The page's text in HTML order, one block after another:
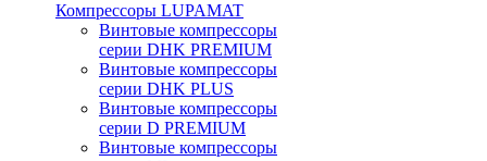
Компрессоры LUPAMAT
Винтовые компрессоры
серии DHK PREMIUM
Винтовые компрессоры
серии DHK PLUS
Винтовые компрессоры
серии D PREMIUM
Винтовые компрессоры